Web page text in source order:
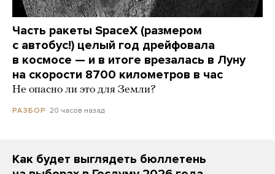
Часть ракеты SpaceX (размером
с автобус!) целый год дрейфовала
в космосе — и в итоге врезалась в Луну
на скорости 8700 километров в час
Не опасно ли это для Земли?
РАЗБОР 20 часов назад
Как будет выглядеть бюллетень